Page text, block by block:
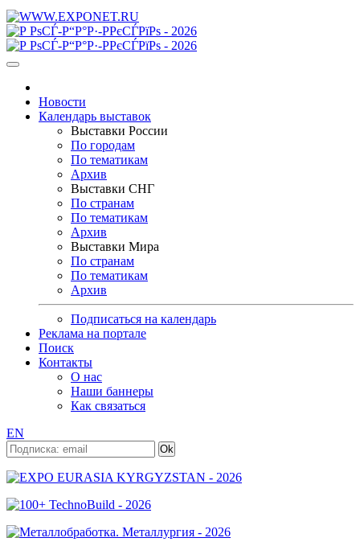
Новости
Календарь выставок
Выставки России
По городам
По тематикам
Архив
Выставки СНГ
По странам
По тематикам
Архив
Выставки Мира
По странам
По тематикам
Архив
Подписаться на календарь
Реклама на портале
Поиск
Контакты
О нас
Наши баннеры
Как связаться
EN